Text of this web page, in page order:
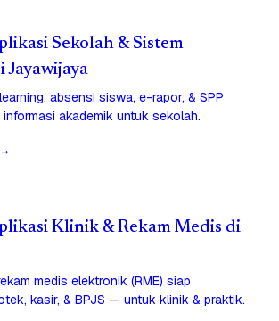
Sekolah & Sistem
Jayawijaya
absensi siswa, e-rapor, & SPP
akademik untuk sekolah.
Klinik & Rekam Medis di
medis elektronik (RME) siap
kasir, & BPJS — untuk klinik & praktik.